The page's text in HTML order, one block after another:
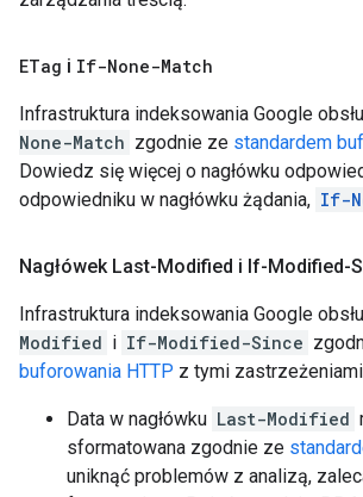
ETag i If-None-Match
Infrastruktura indeksowania Google
None-Match zgodnie ze standardem
Dowiedz się więcej o nagłówku
odpowiedniku w nagłówku żądania, If-
Nagłówek Last-Modified i If-Modified-
Infrastruktura indeksowania Google
Modified i If-Modified-Since
buforowania HTTP z tymi
Data w nagłówku Last-Modified
sformatowana zgodnie ze
uniknąć problemów z analizą,